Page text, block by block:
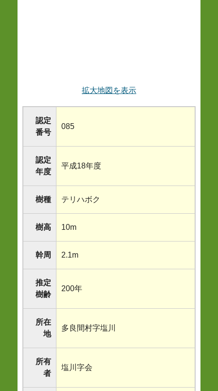
拡大地図を表示
認定
番号
085
認定
年度
平成18年度
樹種 テリハボク
樹高 10m
幹周 2.1m
推定
樹齢
200年
所在
地
多良間村字塩川
所有
者
塩川字会